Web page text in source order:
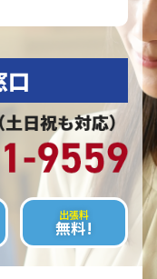
口
出張料
無料!